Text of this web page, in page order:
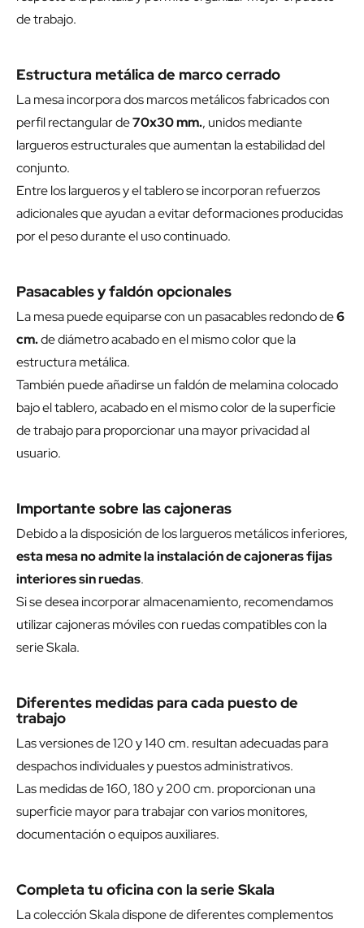
de trabajo.
Estructura metálica de marco cerrado
La mesa incorpora dos marcos metálicos fabricados con
perfil rectangular de70x30 mm., unidos mediante
largueros estructurales que aumentan la estabilidad del
conjunto.
Entre los largueros y el tablero se incorporan refuerzos
adicionales que ayudan a evitar deformaciones producidas
por el peso durante el uso continuado.
Pasacables y faldón opcionales
La mesa puede equiparse con un pasacables redondo de6
cm.de diámetro acabado en el mismo color que la
estructura metálica.
También puede añadirse un faldón de melamina colocado
bajo el tablero, acabado en el mismo color de la superficie
de trabajo para proporcionar una mayor privacidad al
usuario.
Importante sobre las cajoneras
Debido a la disposición de los largueros metálicos inferiores,
esta mesa no admite la instalación de cajoneras fijas
interiores sin ruedas.
Si se desea incorporar almacenamiento, recomendamos
utilizar cajoneras móviles con ruedas compatibles con la
serie Skala.
Diferentes medidas para cada puesto de
trabajo
Las versiones de 120 y 140 cm. resultan adecuadas para
despachos individuales y puestos administrativos.
Las medidas de 160, 180 y 200 cm. proporcionan una
superficie mayor para trabajar con varios monitores,
documentación o equipos auxiliares.
Completa tu oficina con la serie Skala
La colección Skala dispone de diferentes complementos